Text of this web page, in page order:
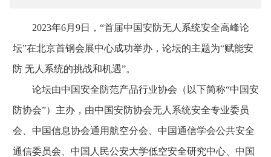
2023年6月9日，“首届中国安防无人系统安全高峰论
坛”在北京首钢会展中心成功举办，论坛的主题为“赋能安
防 无人系统的挑战和机遇”。
论坛由中国安全防范产品行业协会（以下简称“中国安
防协会”）主办，由中国安防协会无人系统安全专业委员
会、中国信息协会通用航空分会、中国通信学会公共安全
通信委员会、中国人民公安大学低空安全研究中心、中国